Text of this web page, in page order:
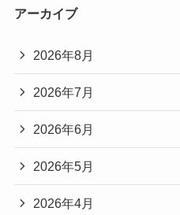
アーカイブ
2026年8月
2026年7月
2026年6月
2026年5月
2026年4月